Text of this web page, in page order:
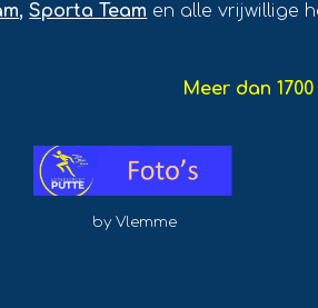
,Sporta Team en alle vrijwillige
Meer dan
by Vlemme